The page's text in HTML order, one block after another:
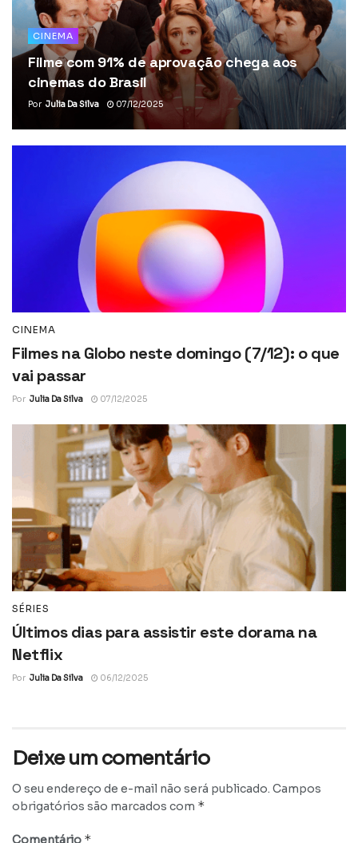
CINEMA
Filme com 91% de aprovação chega aos
cinemas do Brasil
Por Julia Da Silva 07/12/2025
CINEMA
Filmes na Globo neste domingo (7/12): o que
vai passar
Por Julia Da Silva 07/12/2025
SÉRIES
Últimos dias para assistir este dorama na
Netflix
Por Julia Da Silva 06/12/2025
Deixe um comentário
O seu endereço de e-mail não será publicado. Campos
obrigatórios são marcados com *
Comentário *